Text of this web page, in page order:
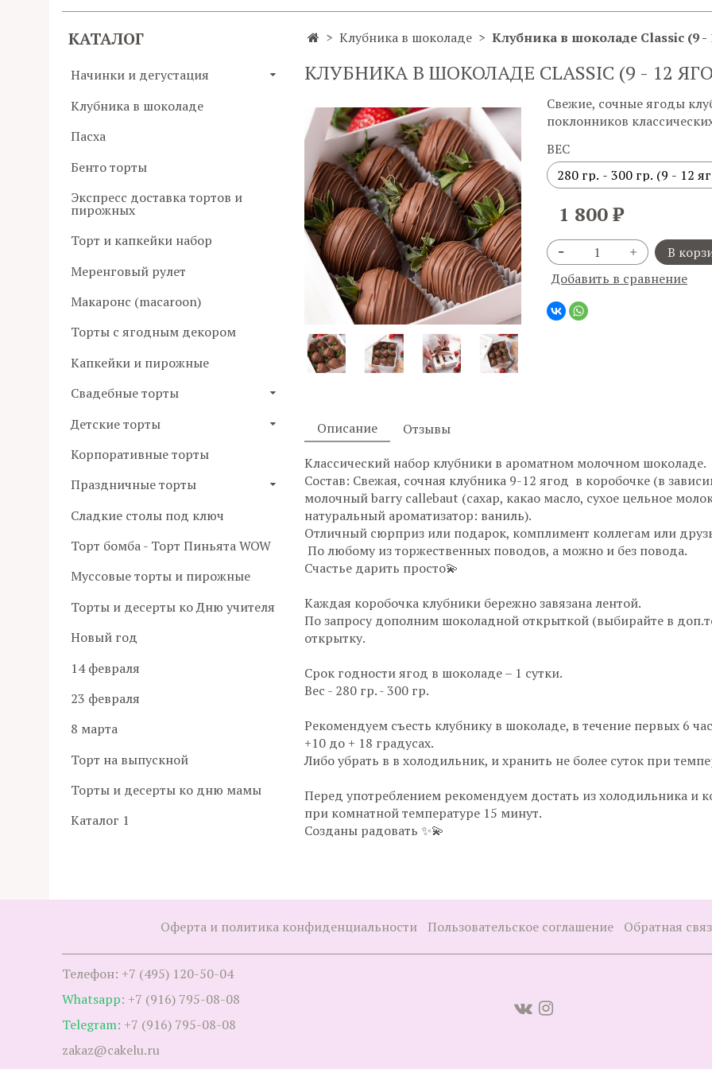
Клубника в шоколаде Клубника в шоколаде Classic (9 -
КЛУБНИКА В ШОКОЛАДЕ CLASSIC (9 - 12
Свежие, сочные ягоды
поклонников
ВЕС
1 800 ₽
В
Добавить в сравнение
Описание
Классический набор клубники в ароматном молочном шоколаде.
Состав: Свежая, сочная клубника 9-12 ягод в коробочке (в
молочный barry callebaut (сахар, какао масло, сухое цельное
натуральный ароматизатор: ваниль).
Отличный сюрприз или подарок, комплимент коллегам или
По любому из торжественных поводов, а можно и без повода.
Счастье дарить просто💫
Каждая коробочка клубники бережно завязана лентой.
По запросу дополним шоколадной открыткой (выбирайте в
открытку.
​Срок годности ягод в шоколаде – 1 сутки.
Вес - 280 гр. - 300 гр.
Рекомендуем съесть клубнику в шоколаде, в течение первых 6
+10 до + 18 градусах.
Либо убрать в в холодильник, и хранить не более суток при
Перед употреблением рекомендуем достать из холодильника и
при комнатной температуре 15 минут.
Созданы радовать ✨💫
Отзывы
КАТАЛОГ
Начинки и дегустация
Клубника в шоколаде
Пасха
Бенто торты
Экспресс доставка тортов и
пирожных
Торт и капкейки набор
Меренговый рулет
Макаронс (macaroon)
Торты с ягодным декором
Капкейки и пирожные
Свадебные торты
Детские торты
Корпоративные торты
Праздничные торты
Сладкие столы под ключ
Торт бомба - Торт Пиньята WOW
Муссовые торты и пирожные
Торты и десерты ко Дню учителя
Новый год
14 февраля
23 февраля
8 марта
Торт на выпускной
Торты и десерты ко дню мамы
Каталог 1
Оферта и политика конфиденциальности Пользовательское соглашение Обратная
Телефон: +7 (495) 120-50-04
Whatsapp: +7 (916) 795-08-08
Telegram: +7 (916) 795-08-08
zakaz@cakelu.ru